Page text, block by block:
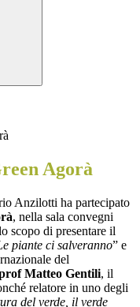
Agorà
Anzilotti ha partecipato
, nella sala convegni
scopo di presentare il
piante ci salveranno” e
del
Matteo Gentili, il
relatore in uno degli
del verde, il verde